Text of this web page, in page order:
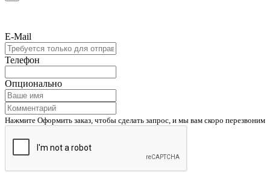
E-Mail
Телефон
Опционально
Нажмите Оформить заказ, чтобы сделать запрос, и мы вам скоро перезвоним